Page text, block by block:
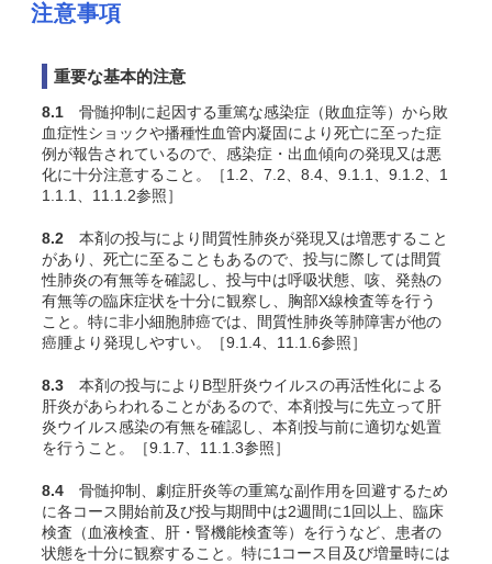
注意事項
重要な基本的注意
8.1 骨髄抑制に起因する重篤な感染症（敗血症等）から敗
血症性ショックや播種性血管内凝固により死亡に至った症
例が報告されているので、感染症・出血傾向の発現又は悪
化に十分注意すること。［1.2、7.2、8.4、9.1.1、9.1.2、1
1.1.1、11.1.2参照］
8.2 本剤の投与により間質性肺炎が発現又は増悪すること
があり、死亡に至ることもあるので、投与に際しては間質
性肺炎の有無等を確認し、投与中は呼吸状態、咳、発熱の
有無等の臨床症状を十分に観察し、胸部X線検査等を行う
こと。特に非小細胞肺癌では、間質性肺炎等肺障害が他の
癌腫より発現しやすい。［9.1.4、11.1.6参照］
8.3 本剤の投与によりB型肝炎ウイルスの再活性化による
肝炎があらわれることがあるので、本剤投与に先立って肝
炎ウイルス感染の有無を確認し、本剤投与前に適切な処置
を行うこと。［9.1.7、11.1.3参照］
8.4 骨髄抑制、劇症肝炎等の重篤な副作用を回避するため
に各コース開始前及び投与期間中は2週間に1回以上、臨床
検査（血液検査、肝・腎機能検査等）を行うなど、患者の
状態を十分に観察すること。特に1コース目及び増量時には